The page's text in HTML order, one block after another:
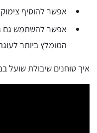
אפשר להוסיף
אפשר להשתמש גם
המומלץ ביותר
איך טוחנים שיבולת שועל